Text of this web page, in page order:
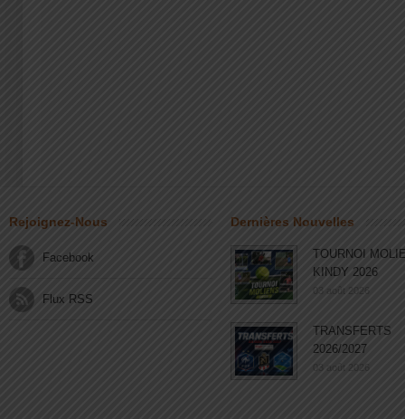
Rejoignez-Nous
Facebook
Flux RSS
Dernières Nouvelles
TOURNOI
KINDY 2026
03 août 2026
TRANSFERTS
2026/2027
03 août 2026